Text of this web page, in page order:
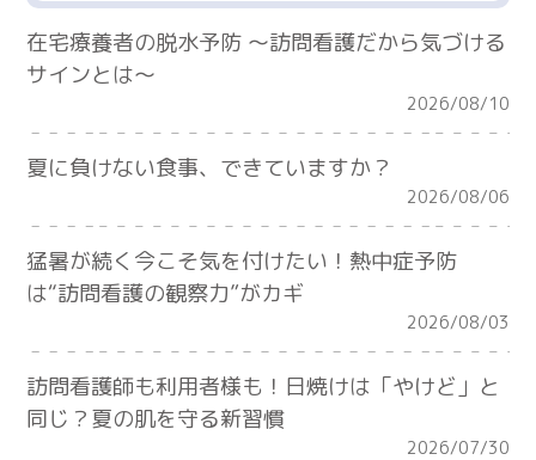
在宅療養者の脱水予防 ～訪問看護だから気づける
サインとは～
2026/08/10
夏に負けない食事、できていますか？
2026/08/06
猛暑が続く今こそ気を付けたい！熱中症予防
は“訪問看護の観察力”がカギ
2026/08/03
訪問看護師も利用者様も！日焼けは「やけど」と
同じ？夏の肌を守る新習慣
2026/07/30